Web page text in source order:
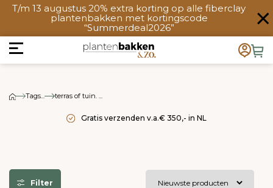
T/m 13 augustus 20% extra korting op alle fiberclay
plantenbakken met kortingscode
“Summerdeal2026”
Tags... terras of tuin. ...
Gratis verzenden v.a.€ 350,- in NL
Filter